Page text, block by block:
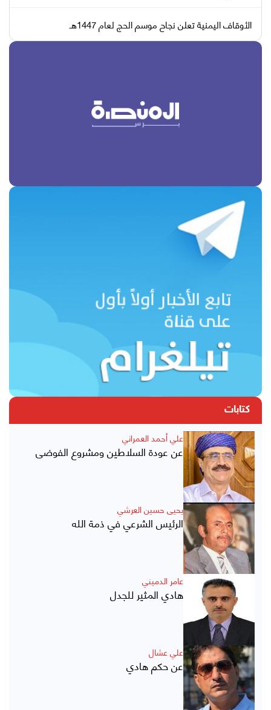
الأوقاف اليمنية تعلن نجاح موسم الحج لعام 1447هـ
كتابات
علي أحمد العمراني
عن عودة السلاطين ومشروع الفوضى
يحيى حسين العرشي
الرئيس الشرعي في ذمة الله
عامر الدميني
هادي المثير للجدل
علي عشال
عن حكم هادي